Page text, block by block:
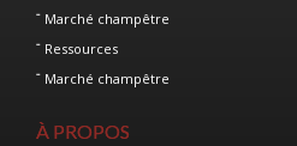
Marché champêtre
Ressources
Marché champêtre
À PROPOS